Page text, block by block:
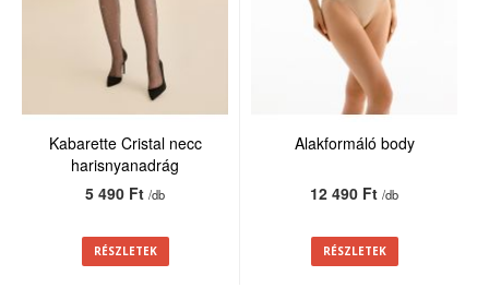
Kabarette Cristal necc
harisnyanadrág
5 490 Ft/db
RÉSZLETEK
Alakformáló body
12 490 Ft/db
RÉSZLETEK